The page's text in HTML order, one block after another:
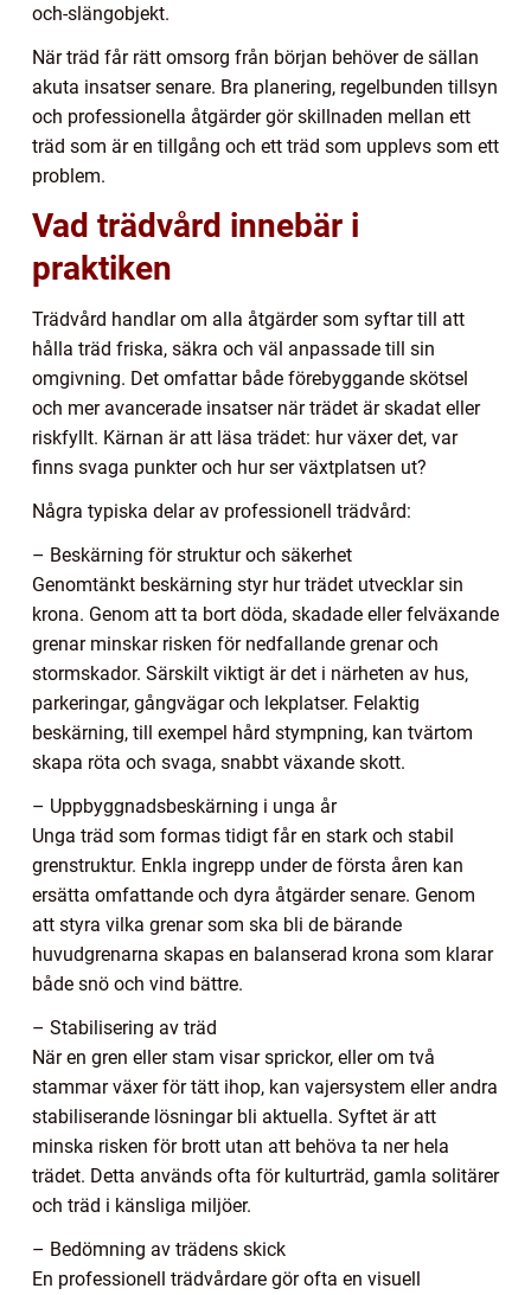
och-slängobjekt.
När träd får rätt omsorg från början behöver de sällan
akuta insatser senare. Bra planering, regelbunden tillsyn
och professionella åtgärder gör skillnaden mellan ett
träd som är en tillgång och ett träd som upplevs som ett
problem.
Vad trädvård innebär i
praktiken
Trädvård handlar om alla åtgärder som syftar till att
hålla träd friska, säkra och väl anpassade till sin
omgivning. Det omfattar både förebyggande skötsel
och mer avancerade insatser när trädet är skadat eller
riskfyllt. Kärnan är att läsa trädet: hur växer det, var
finns svaga punkter och hur ser växtplatsen ut?
Några typiska delar av professionell trädvård:
– Beskärning för struktur och säkerhet
Genomtänkt beskärning styr hur trädet utvecklar sin
krona. Genom att ta bort döda, skadade eller felväxande
grenar minskar risken för nedfallande grenar och
stormskador. Särskilt viktigt är det i närheten av hus,
parkeringar, gångvägar och lekplatser. Felaktig
beskärning, till exempel hård stympning, kan tvärtom
skapa röta och svaga, snabbt växande skott.
– Uppbyggnadsbeskärning i unga år
Unga träd som formas tidigt får en stark och stabil
grenstruktur. Enkla ingrepp under de första åren kan
ersätta omfattande och dyra åtgärder senare. Genom
att styra vilka grenar som ska bli de bärande
huvudgrenarna skapas en balanserad krona som klarar
både snö och vind bättre.
– Stabilisering av träd
När en gren eller stam visar sprickor, eller om två
stammar växer för tätt ihop, kan vajersystem eller andra
stabiliserande lösningar bli aktuella. Syftet är att
minska risken för brott utan att behöva ta ner hela
trädet. Detta används ofta för kulturträd, gamla solitärer
och träd i känsliga miljöer.
– Bedömning av trädens skick
En professionell trädvårdare gör ofta en visuell